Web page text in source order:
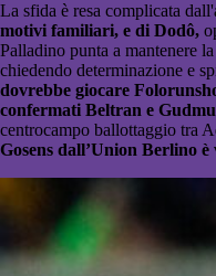
La sfida è resa complicata
motivi familiari, e di Dodô,
Palladino punta a mantenere
chiedendo determinazione e
dovrebbe giocare
confermati Beltran e
centrocampo ballottaggio tra
Gosens dall’Union Berlino è